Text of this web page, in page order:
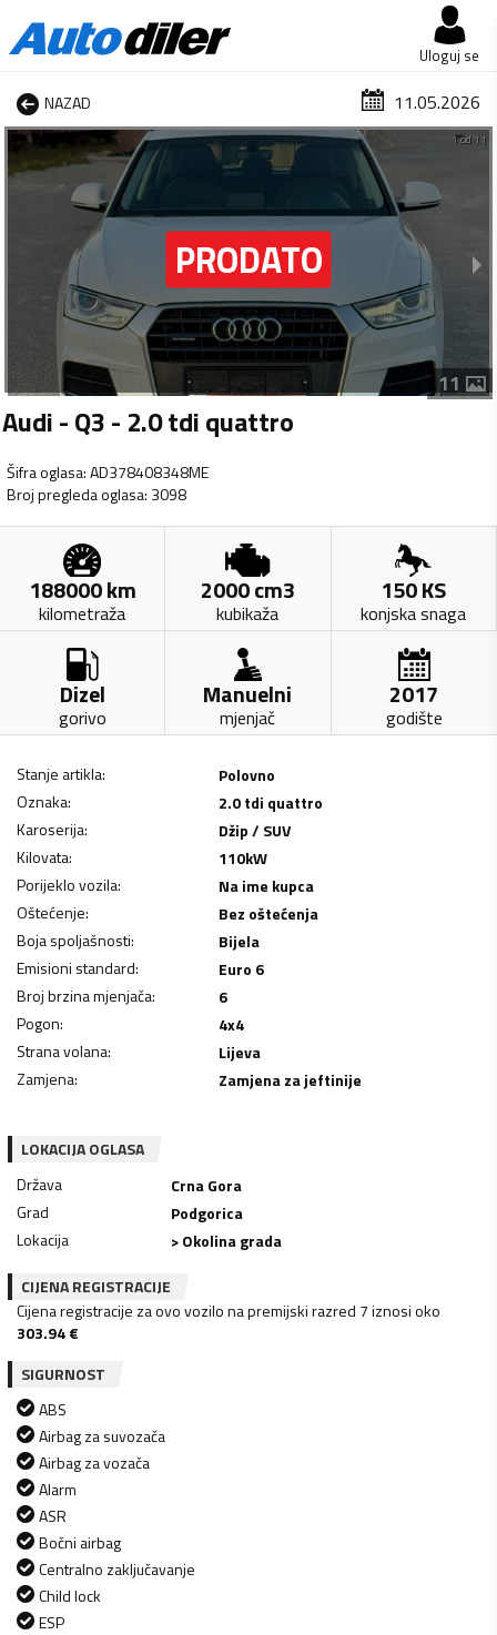
Uloguj se
NAZAD 11.05.2026
1 od 11
11
Audi - Q3 - 2.0 tdi quattro
Šifra oglasa:AD378408348ME
Broj pregleda oglasa: 3098
188000km
kilometraža
2000cm3
kubikaža
150KS
konjska snaga
Dizel
gorivo
Manuelni
mjenjač
2017
godište
Stanje artikla:
Polovno
Oznaka:
2.0 tdi quattro
Karoserija:
Džip / SUV
Kilovata: 110kW
Porijeklo vozila:
Na ime kupca
Oštećenje:
Bez oštećenja
Boja spoljašnosti:
Bijela
Emisioni standard:
Euro 6
Broj brzina mjenjača:
6
Pogon:
4x4
Strana volana:
Lijeva
Zamjena: Zamjena za jeftinije
LOKACIJA OGLASA
Država
Crna Gora
Grad
Podgorica
Lokacija
> Okolina grada
CIJENA REGISTRACIJE
Cijena registracije za ovo vozilo na premijski razred 7 iznosi oko
303.94€
SIGURNOST
ABS
Airbag za suvozača
Airbag za vozača
Alarm
ASR
Bočni airbag
Centralno zaključavanje
Child lock
ESP